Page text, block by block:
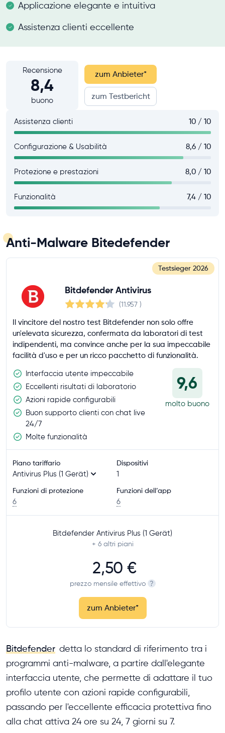
Applicazione elegante e intuitiva
Assistenza clienti eccellente
Recensione
8,4
buono
zum Anbieter*
zum Testbericht
Assistenza clienti 10 / 10
Configurazione & Usabilità 8,6 / 10
Protezione e prestazioni 8,0 / 10
Funzionalità 7,4 / 10
Anti-Malware Bitedefender
Testsieger 2026
Bitdefender Antivirus
(11.957 )
Il vincitore del nostro test Bitdefender non solo offre
un'elevata sicurezza, confermata da laboratori di test
indipendenti, ma convince anche per la sua impeccabile
facilità d'uso e per un ricco pacchetto di funzionalità.
Interfaccia utente impeccabile
Eccellenti risultati di laboratorio
Azioni rapide configurabili
Buon supporto clienti con chat live
24/7
Molte funzionalità
9,6
molto buono
Piano tariffario
Antivirus Plus (1 Gerät)
Dispositivi
1
Funzioni di protezione
6
Funzioni dell’app
6
Bitdefender Antivirus Plus (1 Gerät)
+ 6 altri piani
2,50 €
prezzo mensile effettivo ?
zum Anbieter*
Bitdefender detta lo standard di riferimento tra i
programmi anti-malware, a partire dall'elegante
interfaccia utente, che permette di adattare il tuo
profilo utente con azioni rapide configurabili,
passando per l'eccellente efficacia protettiva fino
alla chat attiva 24 ore su 24, 7 giorni su 7.